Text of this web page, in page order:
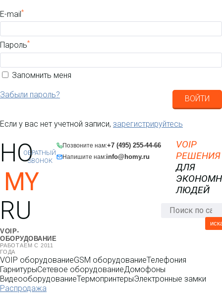
E-mail *
Пароль*
Запомнить меня
Забыли пароль? ВОЙТИ
Если у вас нет учетной записи, зарегистрируйтесь
HO
MY
RU
VOIP-
ОБОРУДОВАНИЕ
РАБОТАЕМ С 2011
ГОДА
Позвоните нам:+7 (495) 255-44-66
Напишите нам:info@homy.ru
ОБРАТНЫЙ
ЗВОНОК
VOIP
РЕШЕНИЯ
ДЛЯ
ЛЮДЕЙ
VOIP оборудованиеGSM оборудованиеТелефония
ГарнитурыСетевое оборудованиеДомофоны
ВидеооборудованиеТермопринтерыЭлектронные замки
Распродажа